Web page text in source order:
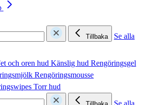
Tillbaka
Se alla
och oren hud Känslig hud Rengöringsgel
Rengöringsmousse
Torr hud